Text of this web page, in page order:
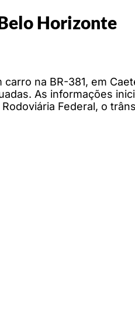
Horizonte
na BR-381, em
As informações
Federal, o